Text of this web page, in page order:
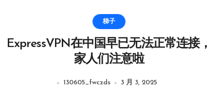
梯子
ExpressVPN在中国早已无法正常连接，
家人们注意啦
130605_fwczds 3 月 3, 2025